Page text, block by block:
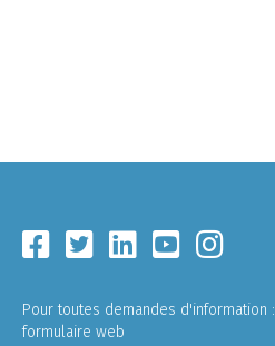
Pour toutes demandes d'information :
formulaire web